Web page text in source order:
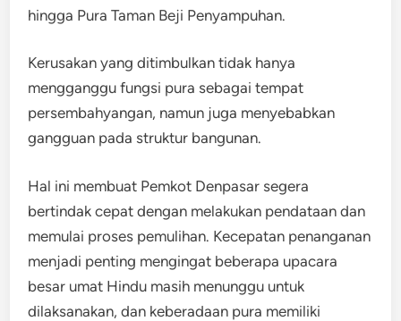
hingga Pura Taman Beji Penyampuhan.
Kerusakan yang ditimbulkan tidak hanya
mengganggu fungsi pura sebagai tempat
persembahyangan, namun juga menyebabkan
gangguan pada struktur bangunan.
Hal ini membuat Pemkot Denpasar segera
bertindak cepat dengan melakukan pendataan dan
memulai proses pemulihan. Kecepatan penanganan
menjadi penting mengingat beberapa upacara
besar umat Hindu masih menunggu untuk
dilaksanakan, dan keberadaan pura memiliki